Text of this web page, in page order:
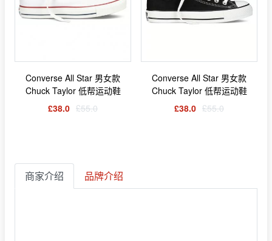
Converse All Star 男女款
Chuck Taylor 低帮运动鞋
£38.0 £55.0
Converse All Star 男女款
Chuck Taylor 低帮运动鞋
£38.0 £55.0
商家介绍 品牌介绍